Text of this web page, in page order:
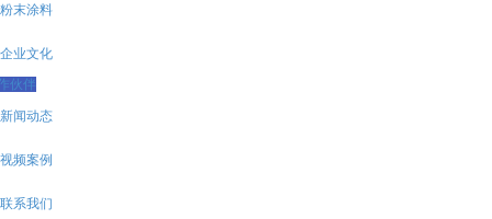
粉末涂料
企业文化
伙伴
新闻动态
视频案例
联系我们